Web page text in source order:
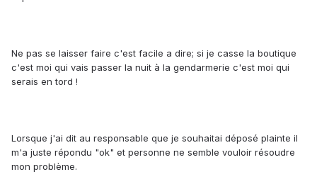
Ne pas se laisser faire c'est facile a dire; si je casse la boutique
c'est moi qui vais passer la nuit à la gendarmerie c'est moi qui
serais en tord !
Lorsque j'ai dit au responsable que je souhaitai déposé plainte il
m'a juste répondu "ok" et personne ne semble vouloir résoudre
mon problème.